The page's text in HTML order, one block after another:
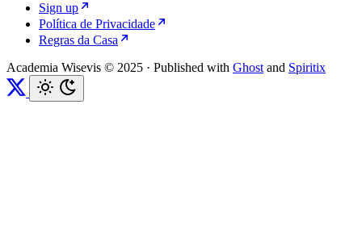
Sign up
Política de Privacidade
Regras da Casa
Academia Wisevis © 2025 · Published with Ghost and Spiritix